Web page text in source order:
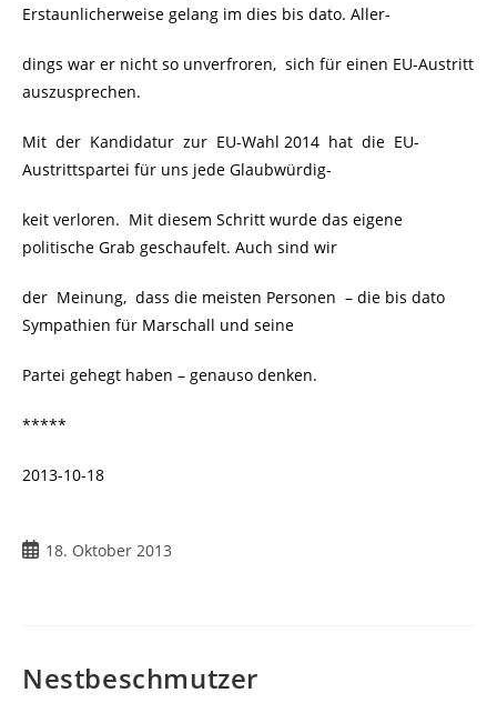
Erstaunlicherweise gelang im dies bis dato. Aller-
dings war er nicht so unverfroren, sich für einen EU-Austritt
auszusprechen.
Mit der Kandidatur zur EU-Wahl 2014 hat die EU-
Austrittspartei für uns jede Glaubwürdig-
keit verloren. Mit diesem Schritt wurde das eigene
politische Grab geschaufelt. Auch sind wir
der Meinung, dass die meisten Personen – die bis dato
Sympathien für Marschall und seine
Partei gehegt haben – genauso denken.
*****
2013-10-18
Beitrag18. Oktober 2013
Nestbeschmutzer